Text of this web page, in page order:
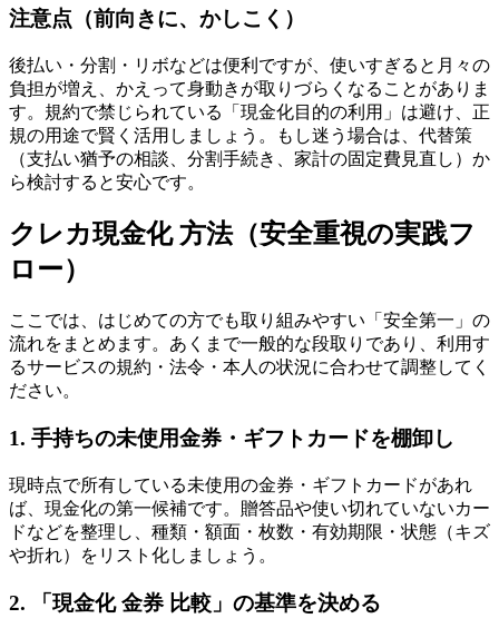
注意点（前向きに、かしこく）
後払い・分割・リボなどは便利ですが、使いすぎると月々の
負担が増え、かえって身動きが取りづらくなることがありま
す。規約で禁じられている「現金化目的の利用」は避け、正
規の用途で賢く活用しましょう。もし迷う場合は、代替策
（支払い猶予の相談、分割手続き、家計の固定費見直し）か
ら検討すると安心です。
クレカ現金化 方法（安全重視の実践フ
ロー）
ここでは、はじめての方でも取り組みやすい「安全第一」の
流れをまとめます。あくまで一般的な段取りであり、利用す
るサービスの規約・法令・本人の状況に合わせて調整してく
ださい。
1. 手持ちの未使用金券・ギフトカードを棚卸し
現時点で所有している未使用の金券・ギフトカードがあれ
ば、現金化の第一候補です。贈答品や使い切れていないカー
ドなどを整理し、種類・額面・枚数・有効期限・状態（キズ
や折れ）をリスト化しましょう。
2. 「現金化 金券 比較」の基準を決める